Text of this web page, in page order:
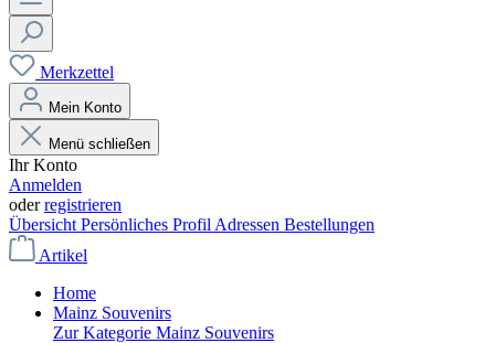
Merkzettel
Mein Konto
Menü schließen
Ihr Konto
Anmelden
oderregistrieren
Übersicht Persönliches Profil Adressen Bestellungen
Artikel
Home
Mainz Souvenirs
Zur Kategorie Mainz Souvenirs